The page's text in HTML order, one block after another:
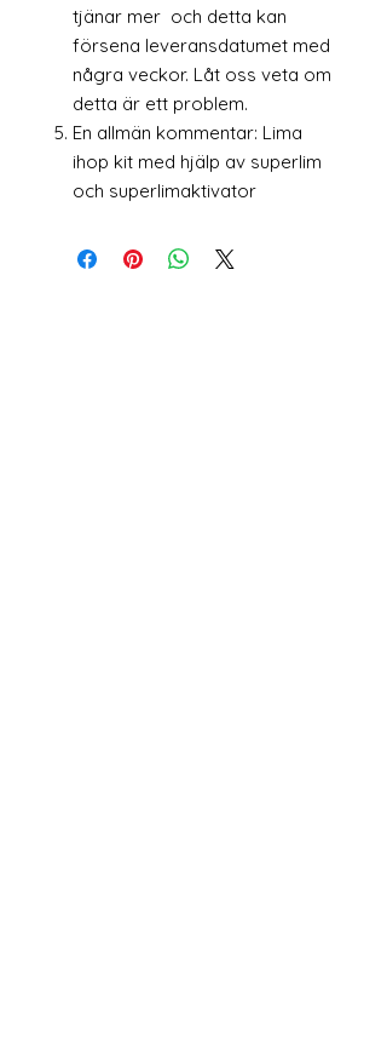
tjänar mer och detta kan
försena leveransdatumet med
några veckor. Låt oss veta om
detta är ett problem.
En allmän kommentar: Lima
ihop kit med hjälp av superlim
och superlimaktivator